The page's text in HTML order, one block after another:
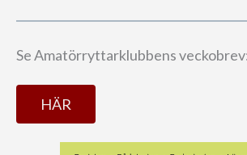
Se Amatörryttarklubbens
HÄR